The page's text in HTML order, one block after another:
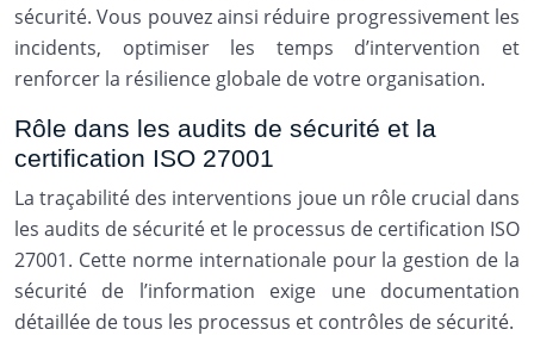
sécurité. Vous pouvez ainsi réduire progressivement les
incidents, optimiser les temps d’intervention et
renforcer la résilience globale de votre organisation.
Rôle dans les audits de sécurité et la
certification ISO 27001
La traçabilité des interventions joue un rôle crucial dans
les audits de sécurité et le processus de certification ISO
27001. Cette norme internationale pour la gestion de la
sécurité de l’information exige une documentation
détaillée de tous les processus et contrôles de sécurité.